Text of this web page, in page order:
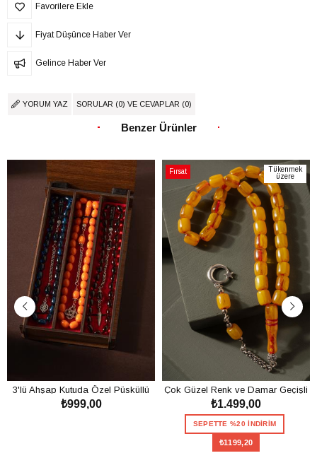
Favorilere Ekle
Fiyat Düşünce Haber Ver
Gelince Haber Ver
YORUM YAZ SORULAR (0) VE CEVAPLAR (0)
Benzer Ürünler
3'lü Ahşap Kutuda Özel Püsküllü
Toz Kehribar Tesbih Seti
₺999,00
Fırsat
Ürünü
Tükenmek
üzere
Çok Güzel Renk ve Damar Geçişli
Toz Kehribar Tesbih
₺1.499,00
SEPETTE %20 İNDİRİM
₺1199,20